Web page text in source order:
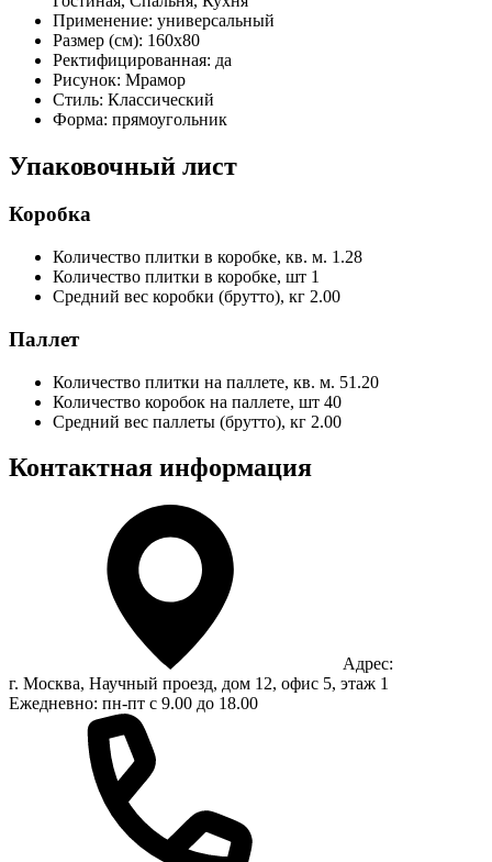
Применение: универсальный
Размер (см): 160x80
Ректифицированная: да
Рисунок: Мрамор
Стиль: Классический
Форма: прямоугольник
Упаковочный лист
Коробка
Количество плитки в коробке, кв. м. 1.28
Количество плитки в коробке, шт 1
Средний вес коробки (брутто), кг 2.00
Паллет
Количество плитки на паллете, кв. м. 51.20
Количество коробок на паллете, шт 40
Средний вес паллеты (брутто), кг 2.00
Контактная информация
Адрес:
г. Москва, Научный проезд, дом 12, офис 5, этаж 1
Ежедневно: пн-пт с 9.00 до 18.00